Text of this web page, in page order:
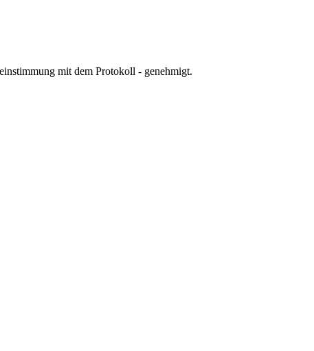
mit dem Protokoll - genehmigt.